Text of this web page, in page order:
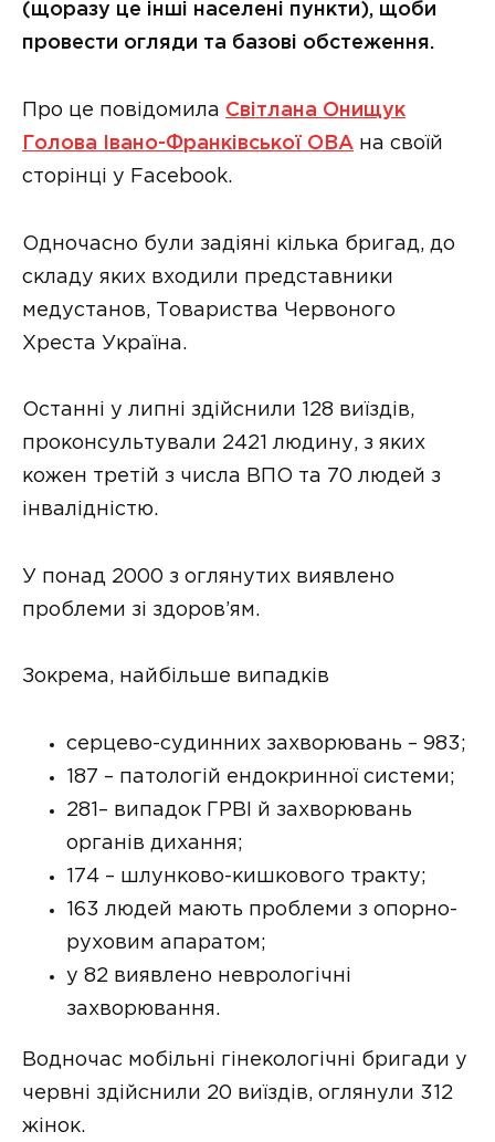
(щоразу це інші населені пункти), щоби
провести огляди та базові обстеження.
Про це повідомила Світлана Онищук
Голова Івано-Франківської ОВА на своїй
сторінці у Facebook.
Одночасно були задіяні кілька бригад, до
складу яких входили представники
медустанов, Товариства Червоного
Хреста Україна.
Останні у липні здійснили 128 виїздів,
проконсультували 2421 людину, з яких
кожен третій з числа ВПО та 70 людей з
інвалідністю.
У понад 2000 з оглянутих виявлено
проблеми зі здоров’ям.
Зокрема, найбільше випадків
серцево-судинних захворювань – 983;
187 – патологій ендокринної системи;
281– випадок ГРВІ й захворювань
органів дихання;
174 – шлунково-кишкового тракту;
163 людей мають проблеми з опорно-
руховим апаратом;
у 82 виявлено неврологічні
захворювання.
Водночас мобільні гінекологічні бригади у
червні здійснили 20 виїздів, оглянули 312
жінок.